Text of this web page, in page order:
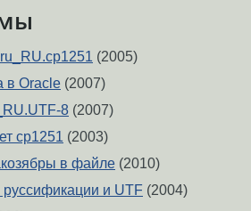
(2005)
в Oracle (2007)
8 (2007)
cp1251 (2003)
в файле (2010)
и UTF (2004)